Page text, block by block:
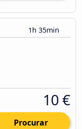
1h 35min
10 €
Procurar